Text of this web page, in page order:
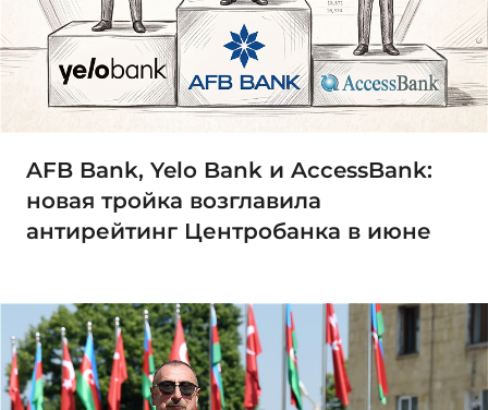
AFB Bank, Yelo Bank и AccessBank:
новая тройка возглавила
антирейтинг Центробанка в июне